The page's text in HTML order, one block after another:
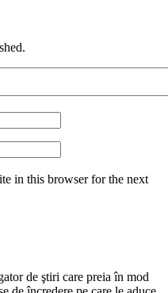
in this browser for the next
de ştiri care preia în mod